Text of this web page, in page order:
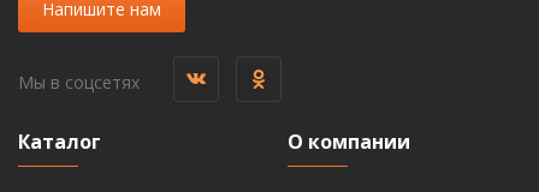
Напишите нам
Мы в соцсетях
Каталог О компании